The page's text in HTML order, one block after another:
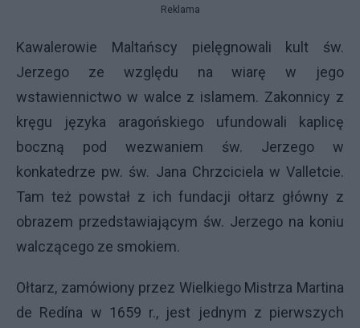
Reklama
Kawalerowie Maltańscy pielęgnowali kult św.
Jerzego ze względu na wiarę w jego
wstawiennictwo w walce z islamem. Zakonnicy z
kręgu języka aragońskiego ufundowali kaplicę
boczną pod wezwaniem św. Jerzego w
konkatedrze pw. św. Jana Chrzciciela w Valletcie.
Tam też powstał z ich fundacji ołtarz główny z
obrazem przedstawiającym św. Jerzego na koniu
walczącego ze smokiem.
Ołtarz, zamówiony przez Wielkiego Mistrza Martina
de Redína w 1659 r., jest jednym z pierwszych